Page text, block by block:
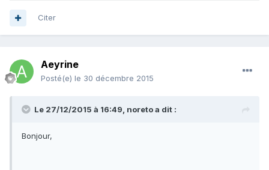
Citer
Aeyrine
Posté(e) le 30 décembre 2015
Le 27/12/2015 à 16:49, noreto a dit :
Bonjour,